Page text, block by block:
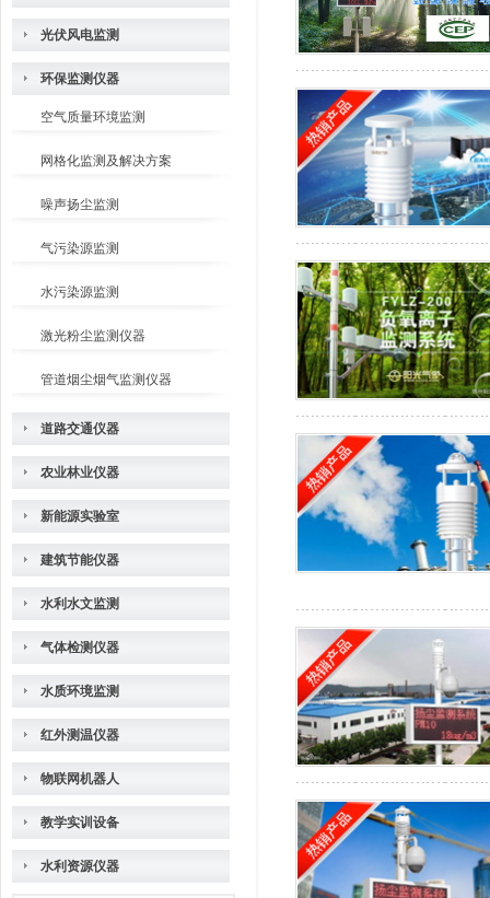
光伏风电监测
环保监测仪器
空气质量环境监测
网格化监测及解决方案
噪声扬尘监测
气污染源监测
水污染源监测
激光粉尘监测仪器
管道烟尘烟气监测仪器
道路交通仪器
农业林业仪器
新能源实验室
建筑节能仪器
水利水文监测
气体检测仪器
水质环境监测
红外测温仪器
物联网机器人
教学实训设备
水利资源仪器